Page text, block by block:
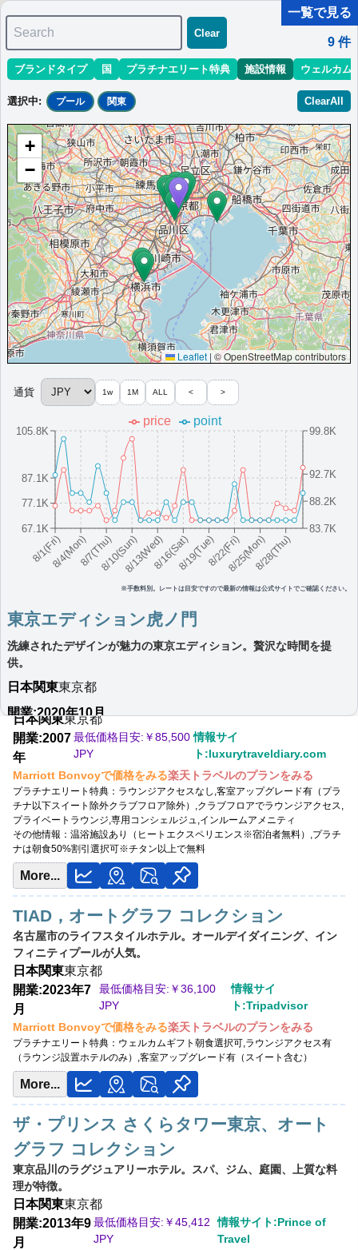
マリオット最新情報ホテル情報(アジア)ホテル特典攻略
1 - 9 件 / 全 9 件
並び替え: 最低価格目安 開業時期 エリア 地域
東京エディション虎ノ門
洗練されたデザインが魅力の東京エディション。贅沢な時間を提
供。
日本関東東京都
開業:2020年
10月
最低価格目安:￥89,300
JPY
情報サイ
ト:monsterism.net
Marriott Bonvoyで価格をみる
楽天トラベルのプランをみる
プラチナエリート特典：クラブラウンジなし,客室アップグレード有（スイー
ト含む）
More...
ザ・プリンスギャラリー 東京紀尾井町，ラ
グジュアリーコレクションホテル
東京の5つ星ホテル。美しい景色、豪華な客室、最高級レストラ
ン、屋内プール、スパを提供。
日本関東 東京都
開業:2016 最低価格目安:￥63,504
JPY
情報サイ
ト:princeoftravel.com
Marriott Bonvoyで価格をみる
楽天トラベルのプランをみる
プラチナエリート特典：ウェルカムギフト朝食選択可,ラウンジアクセス有
（ラウンジ設置ホテルのみ）,客室アップグレード有（スイート含む）
クラブラウンジ:クラブレベル客室のみアクセス可,温浴施設
More...
ザ・リッツ・カールトン東京
東京の5つ星ホテル。エレガントな客室、クラブラウンジ、高級レ
日本関東東京都
開業:2007
年
最低価格目安:￥85,500
JPY
情報サイ
ト:luxurytraveldiary.com
Marriott Bonvoyで価格をみる楽天トラベルのプランをみる
プラチナエリート特典： ラウンジアクセスなし,客室アップグレード有（プラ
チナ以下スイート除外クラブフロア除外）,クラブフロアでラウンジアクセス,
プライベートラウンジ,専用コンシェルジュ,インルームアメニティ
その他情報： 温浴施設あり（ヒートエクスペリエンス※宿泊者無料）,プラチ
ナは朝食50%割引選択可※チタン以上で無料
More...
TIAD，オートグラフ コレクション
名古屋市のライフスタイルホテル。オールデイダイニング、イン
フィニティプールが人気。
日本関東東京都
開業:2023年7
月
最低価格目安:￥36,100
JPY
情報サイ
ト:Tripadvisor
Marriott Bonvoyで価格をみる楽天トラベルのプランをみる
プラチナエリート特典： ウェルカムギフト朝食選択可,ラウンジアクセス有
（ラウンジ設置ホテルのみ）,客室アップグレード有（スイート含む）
More...
ザ・プリンス さくらタワー東京、オート
グラフ コレクション
東京品川のラグジュアリーホテル。スパ、ジム、庭園、上質な料
理が特徴。
日本関東東京都
開業:2013年9
月
最低価格目安:￥45,412
JPY
情報サイト:Prince of
Travel
一覧で見る
Search
Clear
9 件
ブランドタイプ 国 プラチナエリート特典 施設情報 ウェルカム
選択中: プール 関東 ClearAll
+
−
Leaflet | © OpenStreetMap contributors
8/1(Fri)8/4(Mon)8/7(Thu)8/10(Sun)8/13(Wed)8/16(Sat)8/19(Tue)8/22(Fri)8/25(Mon)8/28(Thu)
67.1K
77.1K
87.1K
105.8K
83.7K
88.2K
92.7K
99.8K
price point
※手数料別。レートは目安ですので最新の情報は公式サイトでご確認ください。
通貨 1w 1M ALL < >
東京エディション虎ノ門
洗練されたデザインが魅力の東京エディション。贅沢な時間を提
供。
日本関東東京都
開業:2020年10月
最低価格目安:￥89,300 JPY
情報サイト:monsterism.net
Marriott Bonvoyで価格をみる
楽天トラベルのプランをみる
プラチナエリート特典：クラブラウンジなし,客室アップグレード有（スイート
含む）